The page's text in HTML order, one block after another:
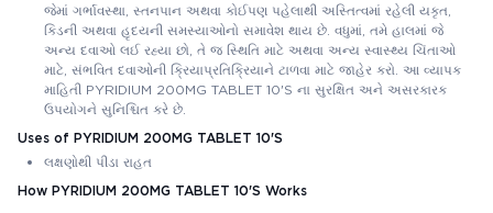
જેમાં ગર્ભાવસ્થા, સ્તનપાન અથવા કોઈપણ પહેલાથી અસ્તિત્વમાં રહેલી યકૃત,
કિડની અથવા હૃદયની સમસ્યાઓનો સમાવેશ થાય છે. વધુમાં, તમે હાલમાં જે
અન્ય દવાઓ લઈ રહ્યા છો, તે જ સ્થિતિ માટે અથવા અન્ય સ્વાસ્થ્ય ચિંતાઓ
માટે, સંભવિત દવાઓની ક્રિયાપ્રતિક્રિયાને ટાળવા માટે જાહેર કરો. આ વ્યાપક
માહિતી PYRIDIUM 200MG TABLET 10'S ના સુરક્ષિત અને અસરકારક
ઉપયોગને સુનિશ્ચિત કરે છે.
Uses of PYRIDIUM 200MG TABLET 10'S
લક્ષણોથી પીડા રાહત
How PYRIDIUM 200MG TABLET 10'S Works